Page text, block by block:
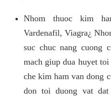
Nhom thuoc kim
Vardenafil, Viagra¿
suc chuc nang cuong
mach giup dua huyet
che kim ham van dong
don toi duong vat